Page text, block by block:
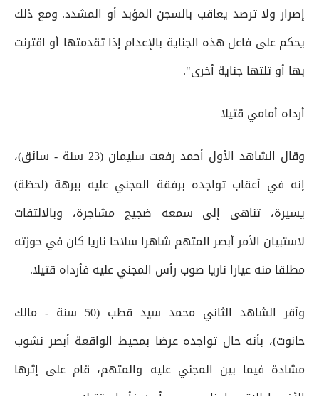
إصرار ولا ترصد يعاقب بالسجن المؤبد أو المشدد. ومع ذلك
يحكم على فاعل هذه الجناية بالإعدام إذا تقدمتها أو اقترنت
بها أو تلتها جناية أخرى".
أرداه أمامي قتيلا
وقال الشاهد الأول أحمد رفعت سليمان (23 سنة - سائق)،
إنه في أعقاب تواجده برفقة المجني عليه ببرهة (لحظة)
يسيرة، تناهى إلى سمعه ضجيج مشاجرة، وبالالتفات
لاستبيان الأمر أبصر المتهم شاهرا سلاحا ناريا كان في حوزته
مطلقا منه عيارا ناريا صوب رأس المجني عليه فأرداه قتيلا.
وأقر الشاهد الثاني محمد سيد قطب (50 سنة - مالك
حانوت)، بأنه حال تواجده عرضا بمحيط الواقعة أبصر نشوب
مشادة فيما بين المجني عليه والمتهم، قام على إثرها